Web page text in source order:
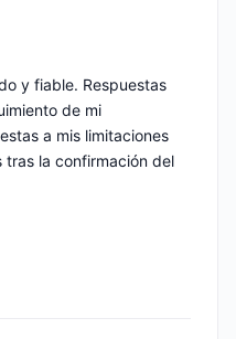
y fiable. Respuestas
de mi
a mis limitaciones
tras la confirmación del